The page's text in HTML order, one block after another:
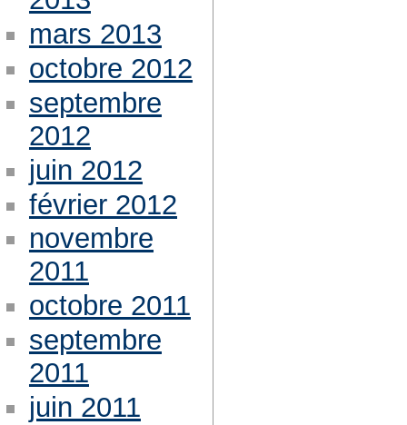
mars 2013
octobre 2012
septembre
2012
juin 2012
février 2012
novembre
2011
octobre 2011
septembre
2011
juin 2011